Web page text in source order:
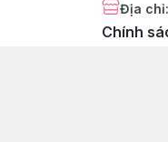
Địa chỉ:
Chính